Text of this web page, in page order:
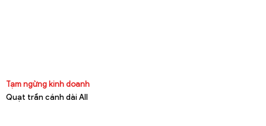
Tạm ngừng kinh doanh
Quạt trần cánh dài All